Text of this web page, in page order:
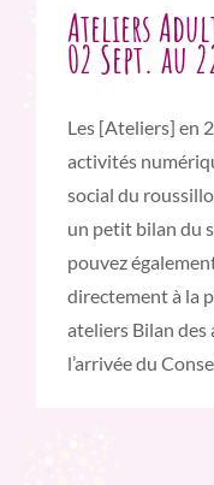
Ateliers
02 Sept. au
Les [Ateliers] en
activités
social du
un petit bilan du
pouvez
directement à la
ateliers Bilan des
l’arrivée du